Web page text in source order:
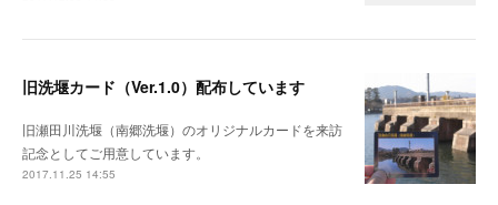
旧洗堰カード（Ver.1.0）配布しています
旧瀬田川洗堰（南郷洗堰）のオリジナルカードを来訪
記念としてご用意しています。
2017.11.25 14:55